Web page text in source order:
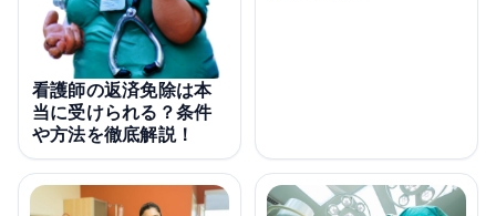
看護師の返済免除は本
当に受けられる？条件
や方法を徹底解説！